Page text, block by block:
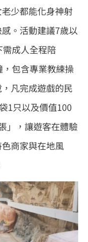
少都能化身神射
。活動建議7歲以
需成人全程陪
包含專業教練操
凡完成遊戲的民
1只以及價值100
」，讓遊客在體驗
商家與在地風